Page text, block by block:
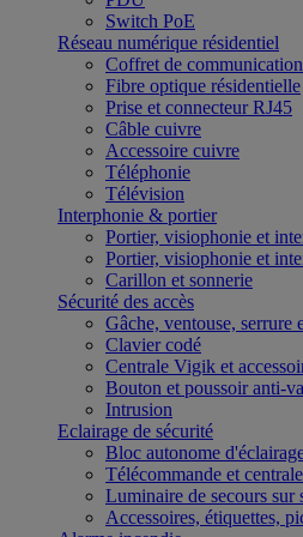
Switch PoE
Réseau numérique résidentiel
Coffret de communication
Fibre optique résidentielle
Prise et connecteur RJ45
Câble cuivre
Accessoire cuivre
Téléphonie
Télévision
Interphonie & portier
Portier, visiophonie et
Portier, visiophonie et
Carillon et sonnerie
Sécurité des accès
Gâche, ventouse, serrure
Clavier codé
Centrale Vigik et
Bouton et poussoir anti-
Intrusion
Eclairage de sécurité
Bloc autonome
Télécommande et centrale
Luminaire de secours sur
Accessoires, étiquettes,